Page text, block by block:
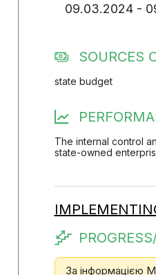
09.03.2024 -
SOURCES
state budget
The internal control
state-owned
За інформацією